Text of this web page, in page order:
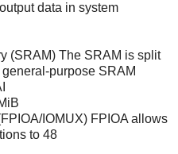
data in system
(SRAM) The SRAM is split
purpose SRAM
IOMUX) FPIOA allows
to 48